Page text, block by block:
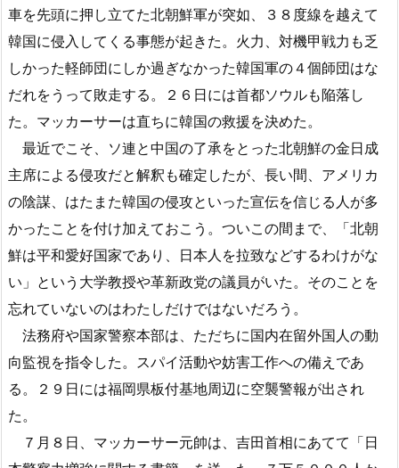
車を先頭に押し立てた北朝鮮軍が突如、３８度線を越えて
韓国に侵入してくる事態が起きた。火力、対機甲戦力も乏
しかった軽師団にしか過ぎなかった韓国軍の４個師団はな
だれをうって敗走する。２６日には首都ソウルも陥落し
た。マッカーサーは直ちに韓国の救援を決めた。
最近でこそ、ソ連と中国の了承をとった北朝鮮の金日成
主席による侵攻だと解釈も確定したが、長い間、アメリカ
の陰謀、はたまた韓国の侵攻といった宣伝を信じる人が多
かったことを付け加えておこう。ついこの間まで、「北朝
鮮は平和愛好国家であり、日本人を拉致などするわけがな
い」という大学教授や革新政党の議員がいた。そのことを
忘れていないのはわたしだけではないだろう。
法務府や国家警察本部は、ただちに国内在留外国人の動
向監視を指令した。スパイ活動や妨害工作への備えであ
る。２９日には福岡県板付基地周辺に空襲警報が出され
た。
７月８日、マッカーサー元帥は、吉田首相にあてて「日